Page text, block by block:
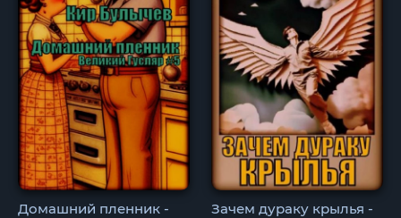
Домашний пленник -
Зачем дураку крылья -